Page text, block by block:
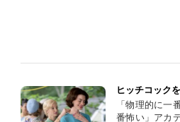
ヒッチコック
「物理的に一
番怖い」アカ